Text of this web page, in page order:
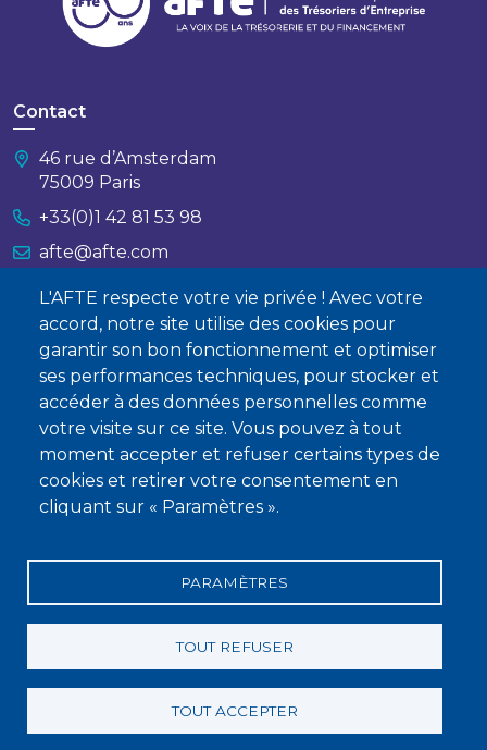
L'AFTE respecte votre vie privée ! Avec votre
accord, notre site utilise des cookies pour
garantir son bon fonctionnement et optimiser
ses performances techniques, pour stocker et
accéder à des données personnelles comme
votre visite sur ce site. Vous pouvez à tout
moment accepter et refuser certains types de
cookies et retirer votre consentement en
cliquant sur « Paramètres ».
PARAMÈTRES
TOUT REFUSER
TOUT ACCEPTER
Contact
46 rue d’Amsterdam
75009 Paris
+33(0)1 42 81 53 98
afte@afte.com
Nous contacter
À propos
Qui sommes-nous ?
Devenir membre
Mentions légales
Conditions générales de vente